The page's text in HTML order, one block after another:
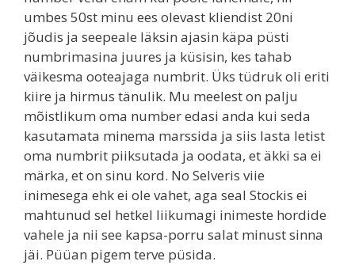
umbes 50st minu ees olevast kliendist 20ni
jõudis ja seepeale läksin ajasin käpa püsti
numbrimasina juures ja küsisin, kes tahab
väikesma ooteajaga numbrit. Üks tüdruk oli eriti
kiire ja hirmus tänulik. Mu meelest on palju
mõistlikum oma number edasi anda kui seda
kasutamata minema marssida ja siis lasta letist
oma numbrit piiksutada ja oodata, et äkki sa ei
märka, et on sinu kord. No Selveris viie
inimesega ehk ei ole vahet, aga seal Stockis ei
mahtunud sel hetkel liikumagi inimeste hordide
vahele ja nii see kapsa-porru salat minust sinna
jäi. Püüan pigem terve püsida.